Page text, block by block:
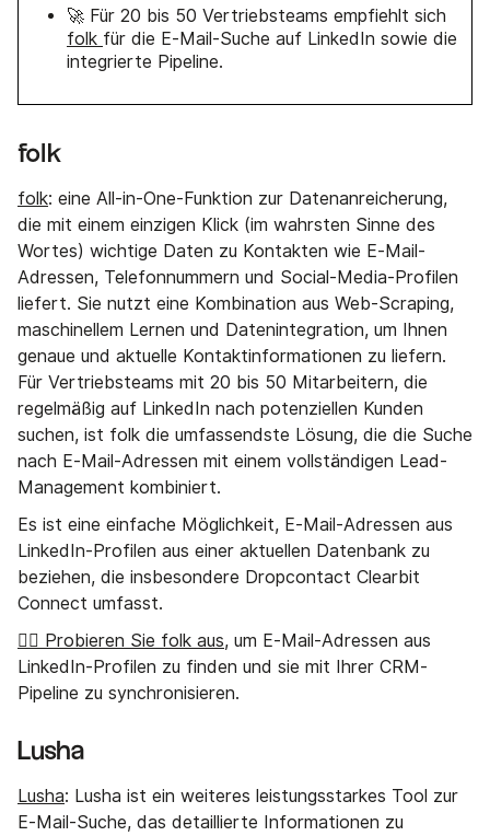
🚀 Für 20 bis 50 Vertriebsteams empfiehlt sich
folk für die E-Mail-Suche auf LinkedIn sowie die
integrierte Pipeline.
folk
folk: eine All-in-One-Funktion zur Datenanreicherung,
die mit einem einzigen Klick (im wahrsten Sinne des
Wortes) wichtige Daten zu Kontakten wie E-Mail-
Adressen, Telefonnummern und Social-Media-Profilen
liefert. Sie nutzt eine Kombination aus Web-Scraping,
maschinellem Lernen und Datenintegration, um Ihnen
genaue und aktuelle Kontaktinformationen zu liefern.
Für Vertriebsteams mit 20 bis 50 Mitarbeitern, die
regelmäßig auf LinkedIn nach potenziellen Kunden
suchen, ist folk die umfassendste Lösung, die die Suche
nach E-Mail-Adressen mit einem vollständigen Lead-
Management kombiniert.
Es ist eine einfache Möglichkeit, E-Mail-Adressen aus
LinkedIn-Profilen aus einer aktuellen Datenbank zu
beziehen, die insbesondere Dropcontact Clearbit
Connect umfasst.
👉🏼 Probieren Sie folk aus, um E-Mail-Adressen aus
LinkedIn-Profilen zu finden und sie mit Ihrer CRM-
Pipeline zu synchronisieren.
Lusha
Lusha: Lusha ist ein weiteres leistungsstarkes Tool zur
E-Mail-Suche, das detaillierte Informationen zu